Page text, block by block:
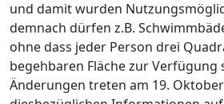
und damit wurden
demnach dürfen z.B.
ohne dass jeder Person drei
begehbaren Fläche zur Verfügung
Änderungen treten am 19.